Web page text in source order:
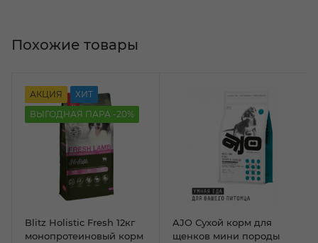
АКЦИЯ
ХИТ
ВЫГОДНАЯ ПАРА -20%
Blitz Holistic Fresh 12кг
монопротеиновый корм
AJO Сухой корм для
щенков мини породы
Похожие товары